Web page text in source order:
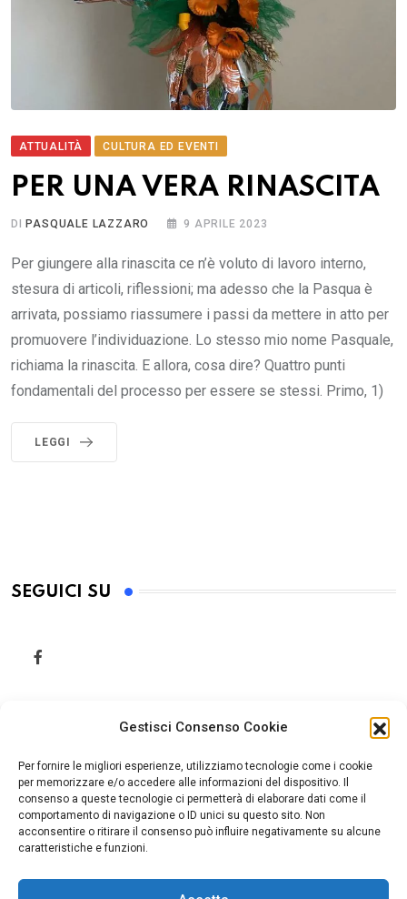
Gestisci Consenso Cookie
Per fornire le migliori esperienze, utilizziamo tecnologie come i cookie
per memorizzare e/o accedere alle informazioni del dispositivo. Il
consenso a queste tecnologie ci permetterà di elaborare dati come il
comportamento di navigazione o ID unici su questo sito. Non
acconsentire o ritirare il consenso può influire negativamente su alcune
caratteristiche e funzioni.
ATTUALITÀ CULTURA ED EVENTI
PER UNA VERA RINASCITA
DI PASQUALE LAZZARO 9 APRILE 2023
Per giungere alla rinascita ce n’è voluto di lavoro interno,
stesura di articoli, riflessioni; ma adesso che la Pasqua è
arrivata, possiamo riassumere i passi da mettere in atto per
promuovere l’individuazione. Lo stesso mio nome Pasquale,
richiama la rinascita. E allora, cosa dire? Quattro punti
fondamentali del processo per essere se stessi. Primo, 1)
LEGGI
SEGUICI SU